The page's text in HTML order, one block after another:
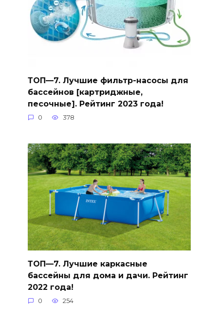
ТОП—7. Лучшие фильтр-насосы для
бассейнов [картриджные,
песочные]. Рейтинг 2023 года!
0 378
ТОП—7. Лучшие каркасные
бассейны для дома и дачи. Рейтинг
2022 года!
0 254